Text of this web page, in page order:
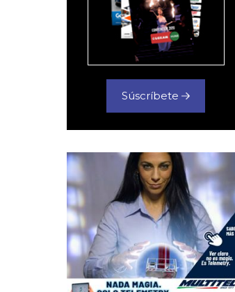
Súscríbete